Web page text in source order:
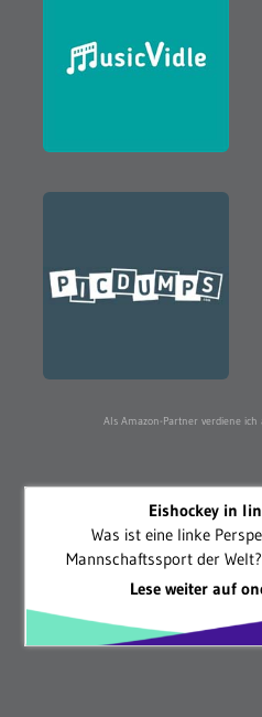
Als Amazon-Partner verdiene
Eishockey in
Was ist eine linke
Mannschaftssport der
Lese weiter auf